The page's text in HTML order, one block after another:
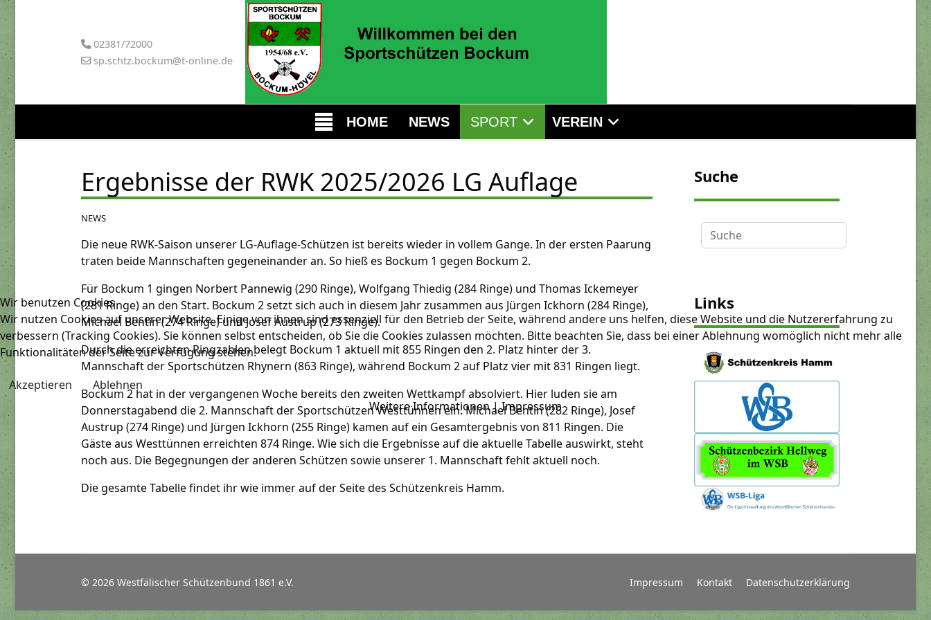
02381/72000
sp.schtz.bockum@t-online.de
HOME NEWS SPORT VEREIN
Ergebnisse der RWK 2025/2026 LG Auflage
NEWS
Die neue RWK-Saison unserer LG-Auflage-Schützen ist bereits wieder in vollem Gange. In der ersten Paarung
traten beide Mannschaften gegeneinander an. So hieß es Bockum 1 gegen Bockum 2.
Für Bockum 1 gingen Norbert Pannewig (290 Ringe), Wolfgang Thiedig (284 Ringe) und Thomas Ickemeyer
(281 Ringe) an den Start. Bockum 2 setzt sich auch in diesem Jahr zusammen aus Jürgen Ickhorn (284 Ringe),
Michael Bentin (274 Ringe) und Josef Austrup (273 Ringe).
Durch die erreichten Ringzahlen belegt Bockum 1 aktuell mit 855 Ringen den 2. Platz hinter der 3.
Mannschaft der Sportschützen Rhynern (863 Ringe), während Bockum 2 auf Platz vier mit 831 Ringen liegt.
Bockum 2 hat in der vergangenen Woche bereits den zweiten Wettkampf absolviert. Hier luden sie am
Donnerstagabend die 2. Mannschaft der Sportschützen Westtünnen ein. Michael Bentin (282 Ringe), Josef
Austrup (274 Ringe) und Jürgen Ickhorn (255 Ringe) kamen auf ein Gesamtergebnis von 811 Ringen. Die
Gäste aus Westtünnen erreichten 874 Ringe. Wie sich die Ergebnisse auf die aktuelle Tabelle auswirkt, steht
noch aus. Die Begegnungen der anderen Schützen sowie unserer 1. Mannschaft fehlt aktuell noch.
Die gesamte Tabelle findet ihr wie immer auf der Seite des Schützenkreis Hamm.
Suche
Suche
Links
© 2026 Westfälischer Schützenbund 1861 e.V. Impressum Kontakt Datenschutzerklärung
Wir benutzen Cookies
Wir nutzen Cookies auf unserer Website. Einige von ihnen sind essenziell für den Betrieb der Seite, während andere uns helfen, diese Website und die Nutzererfahrung zu
verbessern (Tracking Cookies). Sie können selbst entscheiden, ob Sie die Cookies zulassen möchten. Bitte beachten Sie, dass bei einer Ablehnung womöglich nicht mehr alle
Funktionalitäten der Seite zur Verfügung stehen.
Akzeptieren
Ablehnen
Weitere Informationen|Impressum